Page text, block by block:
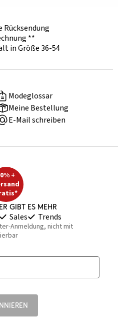
Rücksendung
**
in Größe 36-54
Modeglossar
Meine Bestellung
E-Mail schreiben
+
gibt es mehr
Sales Trends
Anmeldung, nicht mit